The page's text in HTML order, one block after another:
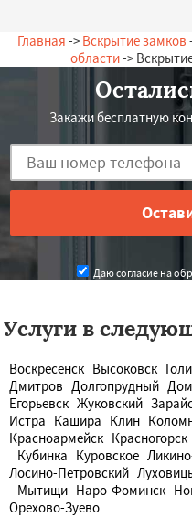
Главная -> Вскрытие замков
области->
Закажи бесплатную
Даю согласие на
Услуги в
Воскресенск Высоковск
Дмитров Долгопрудный
Егорьевск Жуковский
Истра Кашира Клин
Красноармейск Красногорск
Кубинка Куровское
Лосино-Петровский
Мытищи Наро-Фоминск
Орехово-Зуево